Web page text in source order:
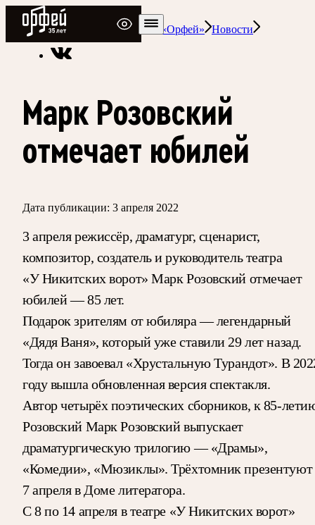
Радио Орфей
Радио классической музыки «Орфей»
Новости
Марк Розовский
отмечает юбилей
Дата публикации: 3 апреля 2022
3 апреля режиссёр, драматург, сценарист,
композитор, создатель и руководитель театра
«У Никитских ворот» Марк Розовский отмечает
юбилей — 85 лет.
Подарок зрителям от юбиляра — легендарный
«Дядя Ваня», который уже ставили 29 лет назад.
Тогда он завоевал «Хрустальную Турандот». В
году вышла обновленная версия спектакля.
Автор четырёх поэтических сборников, к 85-
Розовский Марк Розовский выпускает
драматургическую трилогию — «Драмы»,
«Комедии», «Мюзиклы». Трёхтомник презентуют
7 апреля в Доме литератора.
С 8 по 14 апреля в театре «У Никитских ворот»